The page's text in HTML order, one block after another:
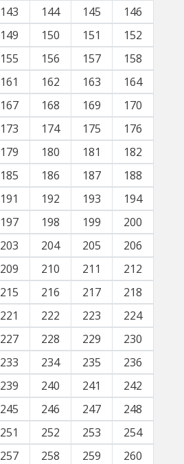
143 144 145
146
149 150 151
152
155 156 157
158
161 162 163
164
167 168 169
170
173 174 175
176
179 180 181
182
185 186 187
188
191 192 193
194
197 198 199
200
203 204 205
206
209 210 211
212
215 216 217
218
221 222 223
224
227 228 229
230
233 234 235
236
239 240 241
242
245 246 247
248
251 252 253
254
257 258 259
260